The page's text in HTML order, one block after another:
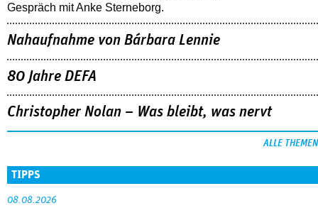
Gespräch mit Anke Sterneborg.
Nahaufnahme von Bárbara Lennie
80 Jahre DEFA
Christopher Nolan – Was bleibt, was nervt
ALLE THEMEN
TIPPS
08.08.2026